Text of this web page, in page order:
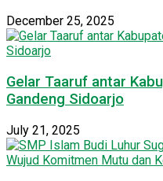
December 25, 2025
Gelar Taaruf antar
Gandeng Sidoarjo
July 21, 2025